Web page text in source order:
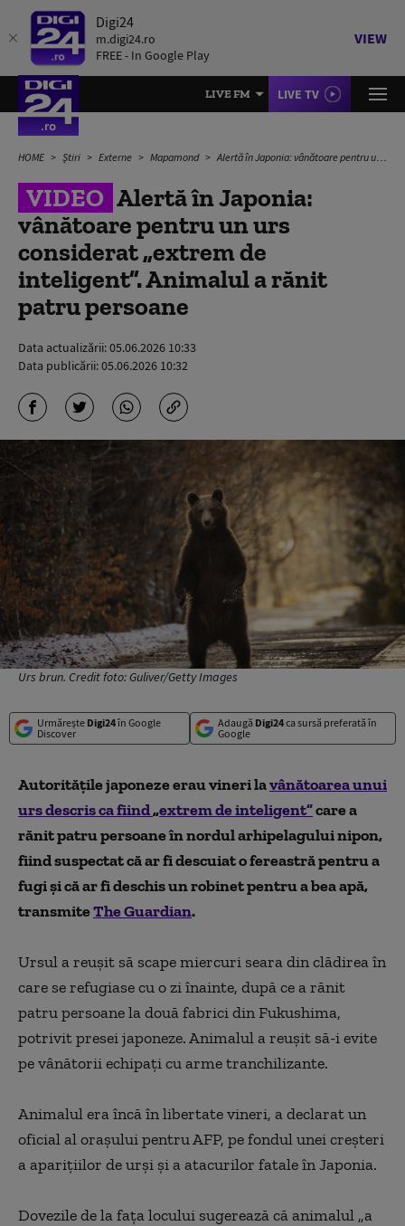
Digi24
m.digi24.ro
FREE - In Google Play
VIEW
LIVE FM LIVE TV
HOME Știri Externe Mapamond Alertă în Japonia: vânătoare pentru un urs considerat „extrem de inteligent”. Animalul a rănit patru persoane
VIDEO Alertă în Japonia:
vânătoare pentru un urs
considerat „extrem de
inteligent”. Animalul a rănit
patru persoane
Data actualizării:05.06.2026 10:33
Data publicării:05.06.2026 10:32
Urs brun. Credit foto: Guliver/Getty Images
Urmărește Digi24în Google
Discover
Adaugă Digi24ca sursă preferată în
Google
Autorităţile japoneze erau vineri lavânătoarea unui
urs descris ca fiind„extrem de inteligent”care a
rănit patru persoane în nordul arhipelagului nipon,
fiind suspectat că ar fi descuiat o fereastră pentru a
fugi şi că ar fi deschis un robinet pentru a bea apă,
transmiteThe Guardian.
Ursul a reuşit să scape miercuri seara din clădirea în
care se refugiase cu o zi înainte, după ce a rănit
patru persoane la două fabrici din Fukushima,
potrivit presei japoneze. Animalul a reuşit să-i evite
pe vânătorii echipaţi cu arme tranchilizante.
Animalul era încă în libertate vineri, a declarat un
oficial al oraşului pentru AFP, pe fondul unei creşteri
a apariţiilor de urşi şi a atacurilor fatale în Japonia.
Dovezile de la faţa locului sugerează că animalul „a